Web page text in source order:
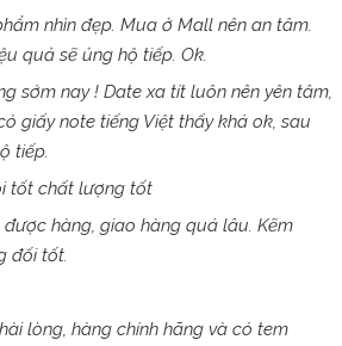
nhìn đẹp. Mua ở Mall nên an tâm.
quả sẽ ủng hộ tiếp. Ok.
sớm nay ! Date xa tít luôn nên yên tâm,
giấy note tiếng Việt thấy khá ok, sau
tiếp.
tốt chất lượng tốt
hàng, giao hàng quá lâu. Kẽm
đối tốt.
lòng, hàng chính hãng và có tem